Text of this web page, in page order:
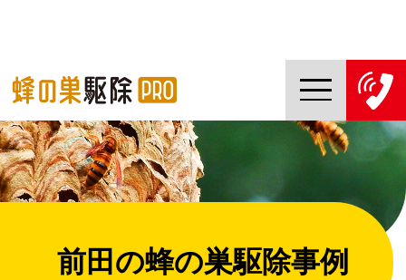
TOP
蜂の巣駆除PROについて
蜂の巣駆除ご依頼の流れ
対応エリア一覧
前田の蜂の巣駆除事例